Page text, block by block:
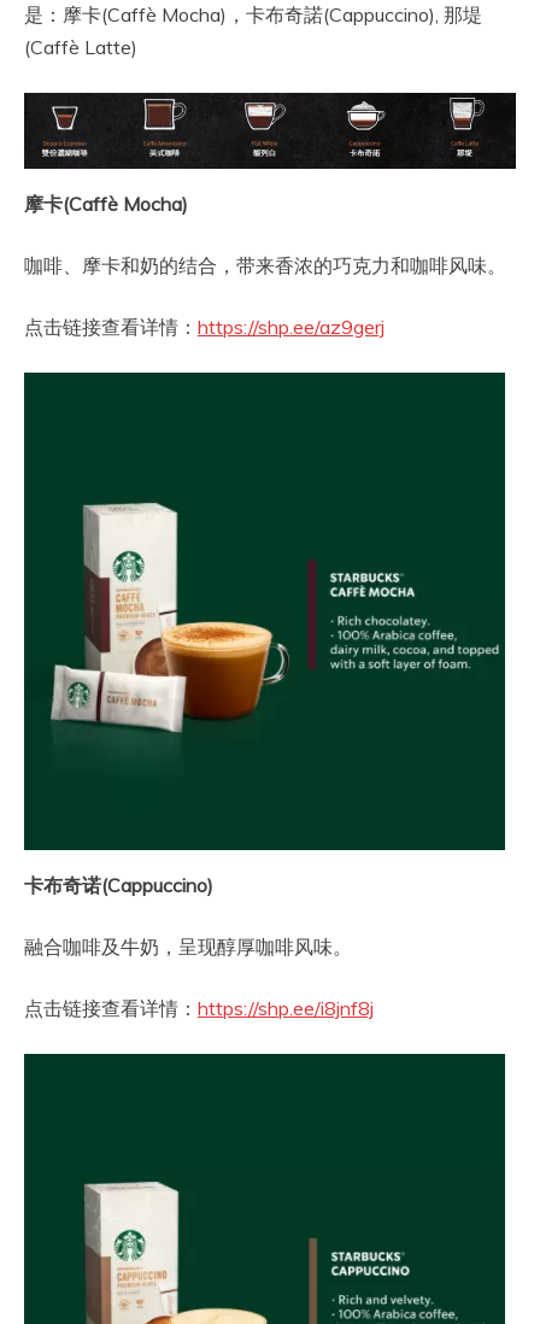
是：摩卡(Caffè Mocha)，卡布奇諾(Cappuccino), 那堤
(Caffè Latte)
摩卡(Caffè Mocha)
咖啡、摩卡和奶的结合，带来香浓的巧克力和咖啡风味。
点击链接查看详情： https://shp.ee/az9gerj
卡布奇诺(Cappuccino)
融合咖啡及牛奶，呈现醇厚咖啡风味。
点击链接查看详情： https://shp.ee/i8jnf8j